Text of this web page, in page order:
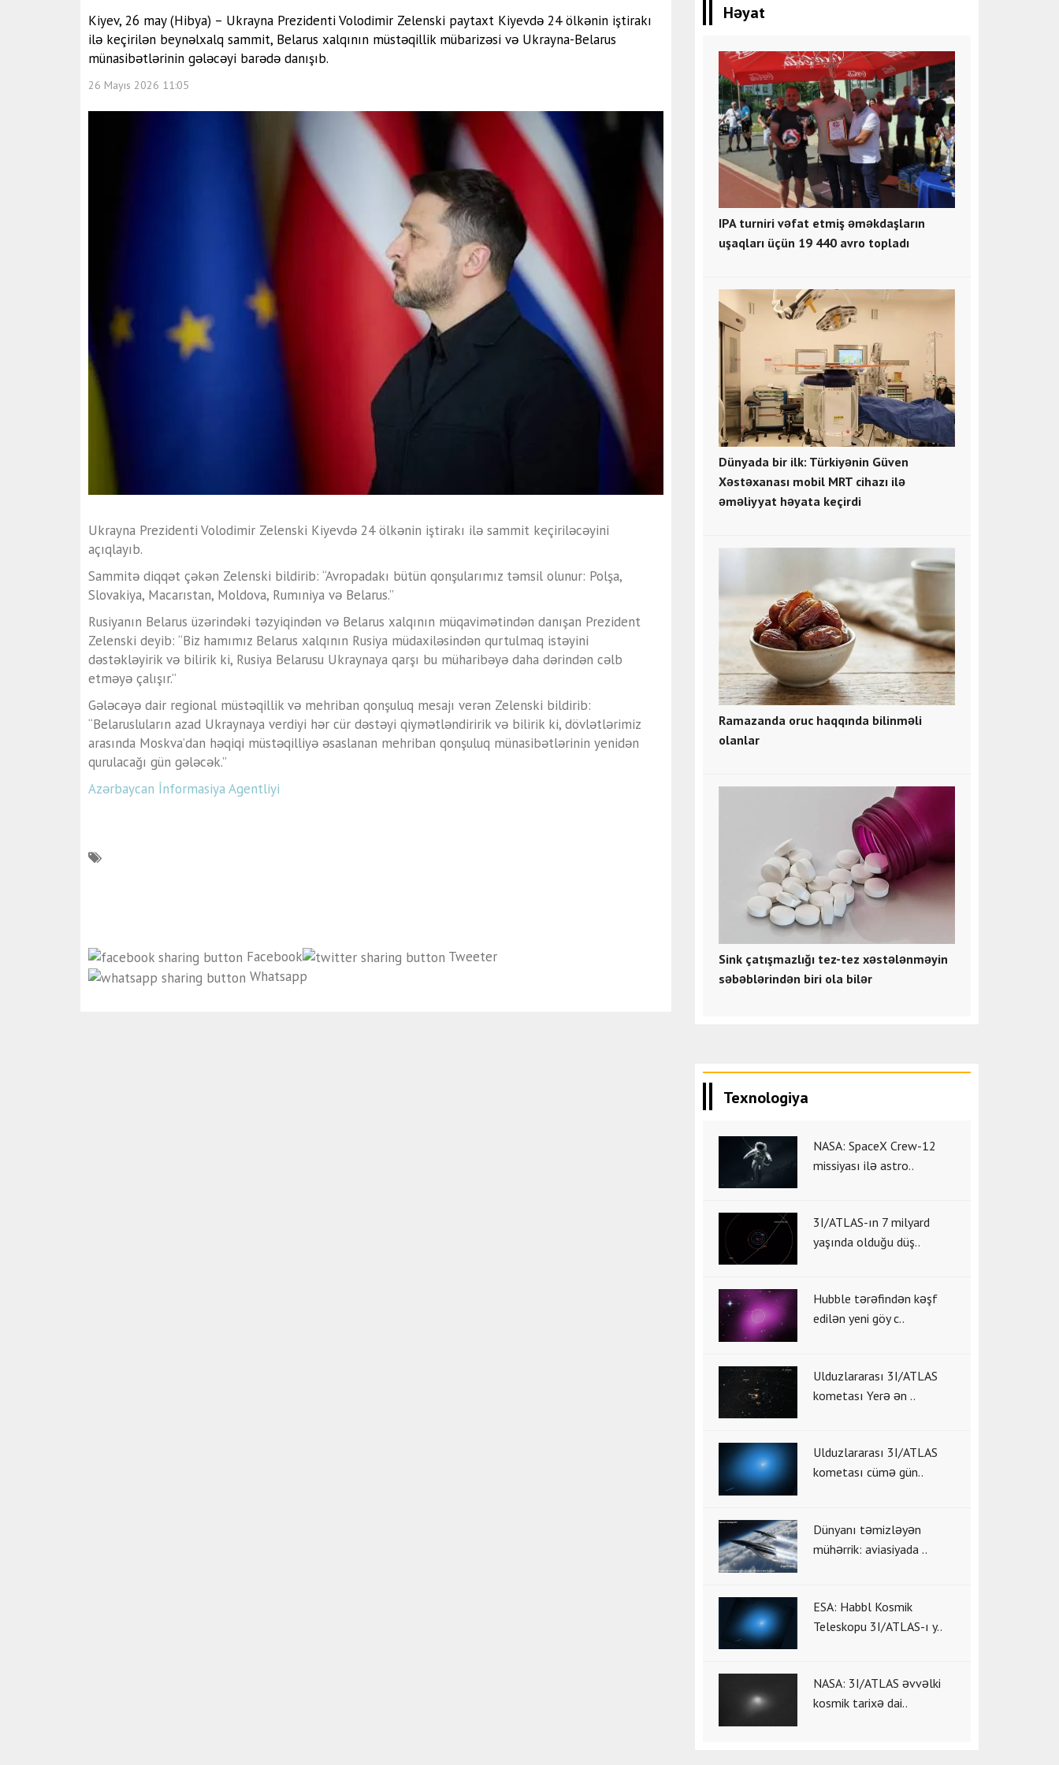
Kiyev, 26 may (Hibya) – Ukrayna Prezidenti Volodimir Zelenski paytaxt Kiyevdə 24 ölkənin iştirakı
ilə keçirilən beynəlxalq sammit, Belarus xalqının müstəqillik mübarizəsi və Ukrayna-Belarus
münasibətlərinin gələcəyi barədə danışıb.
26 Mayıs 2026 11:05
Ukrayna Prezidenti Volodimir Zelenski Kiyevdə 24 ölkənin iştirakı ilə sammit keçiriləcəyini
açıqlayıb.
Sammitə diqqət çəkən Zelenski bildirib: “Avropadakı bütün qonşularımız təmsil olunur: Polşa,
Slovakiya, Macarıstan, Moldova, Rumıniya və Belarus.”
Rusiyanın Belarus üzərindəki təzyiqindən və Belarus xalqının müqavimətindən danışan Prezident
Zelenski deyib: “Biz hamımız Belarus xalqının Rusiya müdaxiləsindən qurtulmaq istəyini
dəstəkləyirik və bilirik ki, Rusiya Belarusu Ukraynaya qarşı bu müharibəyə daha dərindən cəlb
etməyə çalışır.”
Gələcəyə dair regional müstəqillik və mehriban qonşuluq mesajı verən Zelenski bildirib:
“Belarusluların azad Ukraynaya verdiyi hər cür dəstəyi qiymətləndiririk və bilirik ki, dövlətlərimiz
arasında Moskva’dan həqiqi müstəqilliyə əsaslanan mehriban qonşuluq münasibətlərinin yenidən
qurulacağı gün gələcək.”
Azərbaycan İnformasiya Agentliyi
Facebook
Tweeter
Whatsapp
Həyat
IPA turniri vəfat etmiş əməkdaşların
uşaqları üçün 19 440 avro topladı
Dünyada bir ilk: Türkiyənin Güven
Xəstəxanası mobil MRT cihazı ilə
əməliyyat həyata keçirdi
Ramazanda oruc haqqında bilinməli
olanlar
Sink çatışmazlığı tez-tez xəstələnməyin
səbəblərindən biri ola bilər
Texnologiya
NASA: SpaceX Crew-12
missiyası ilə astro..
3I/ATLAS-ın 7 milyard
yaşında olduğu düş..
Hubble tərəfindən kəşf
edilən yeni göy c..
Ulduzlararası 3I/ATLAS
kometası Yerə ən ..
Ulduzlararası 3I/ATLAS
kometası cümə gün..
Dünyanı təmizləyən
mühərrik: aviasiyada ..
ESA: Habbl Kosmik
Teleskopu 3I/ATLAS-ı y..
NASA: 3I/ATLAS əvvəlki
kosmik tarixə dai..